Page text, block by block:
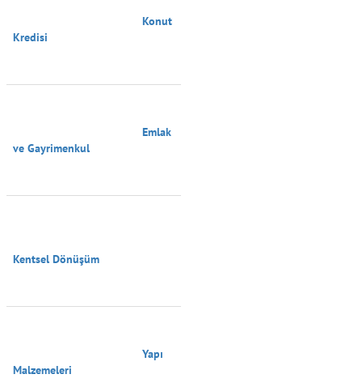
Kredisi
ve Gayrimenkul
Kentsel Dönüşüm
Malzemeleri